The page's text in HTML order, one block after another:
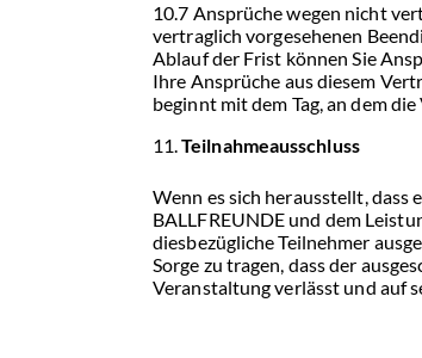
10.7 Ansprüche wegen nicht
vertraglich vorgesehenen
Ablauf der Frist können Sie
Ihre Ansprüche aus diesem
beginnt mit dem Tag, an dem
Teilnahmeausschluss
Wenn es sich herausstellt, dass
BALLFREUNDE und dem
diesbezügliche Teilnehmer
Sorge zu tragen, dass der
Veranstaltung verlässt und auf